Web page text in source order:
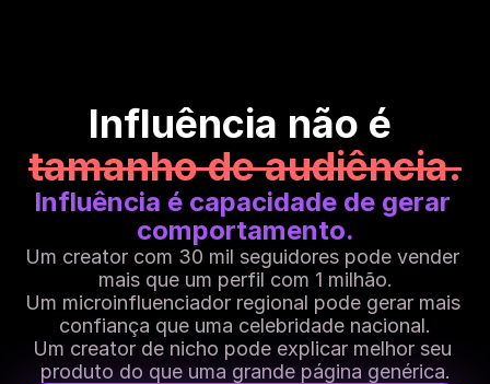
tamanho de audiência.
Influência é capacidade de gerar
comportamento.
Um creator com 30 mil seguidores pode vender
mais que um perfil com 1 milhão.
Um microinfluenciador regional pode gerar mais
confiança que uma celebridade nacional.
Um creator de nicho pode explicar melhor seu
produto do que uma grande página genérica.